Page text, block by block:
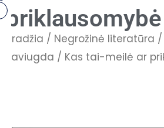
priklausomybė
Pradžia / Negrožinė literatūra /
saviugda / Kas tai-meilė ar